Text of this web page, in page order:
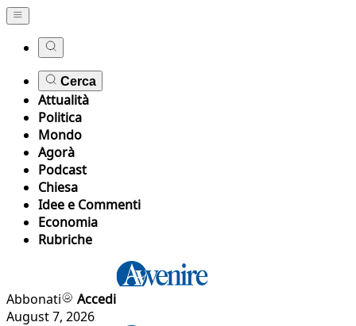
Cerca
Attualità
Politica
Mondo
Agorà
Podcast
Chiesa
Idee e Commenti
Economia
Rubriche
Abbonati
Accedi
August 7, 2026